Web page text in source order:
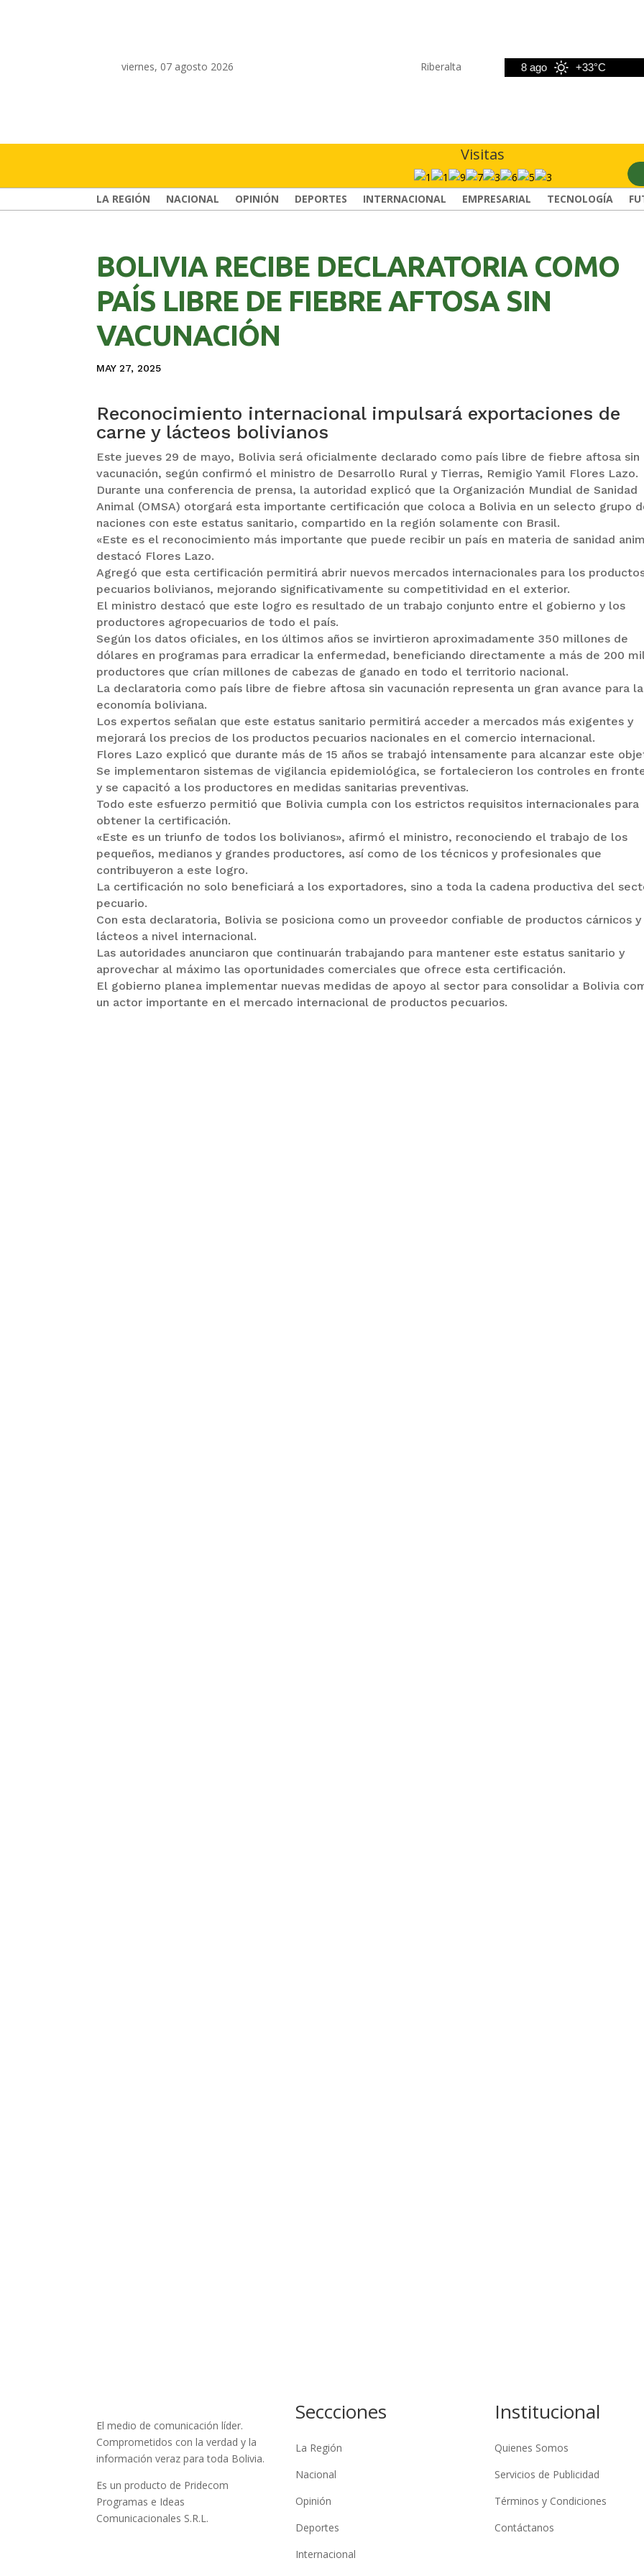
viernes, 07 agosto 2026 Riberalta
+33°C 8 ago +33°C 9
Visitas
LA REGIÓN NACIONAL OPINIÓN DEPORTES INTERNACIONAL EMPRESARIAL TECNOLOGÍA
BOLIVIA RECIBE DECLARATORIA COMO
PAÍS LIBRE DE FIEBRE AFTOSA SIN
VACUNACIÓN
MAY 27, 2025
Reconocimiento internacional impulsará exportaciones de
carne y lácteos bolivianos
Este jueves 29 de mayo, Bolivia será oficialmente declarado como país libre de fiebre aftosa sin
vacunación, según confirmó el ministro de Desarrollo Rural y Tierras, Remigio Yamil Flores Lazo.
Durante una conferencia de prensa, la autoridad explicó que la Organización Mundial de Sanidad
Animal (OMSA) otorgará esta importante certificación que coloca a Bolivia en un selecto grupo
naciones con este estatus sanitario, compartido en la región solamente con Brasil.
«Este es el reconocimiento más importante que puede recibir un país en materia de sanidad
destacó Flores Lazo.
Agregó que esta certificación permitirá abrir nuevos mercados internacionales para los
pecuarios bolivianos, mejorando significativamente su competitividad en el exterior.
El ministro destacó que este logro es resultado de un trabajo conjunto entre el gobierno y los
productores agropecuarios de todo el país.
Según los datos oficiales, en los últimos años se invirtieron aproximadamente 350 millones de
dólares en programas para erradicar la enfermedad, beneficiando directamente a más de 200
productores que crían millones de cabezas de ganado en todo el territorio nacional.
La declaratoria como país libre de fiebre aftosa sin vacunación representa un gran avance para la
economía boliviana.
Los expertos señalan que este estatus sanitario permitirá acceder a mercados más exigentes y
mejorará los precios de los productos pecuarios nacionales en el comercio internacional.
Flores Lazo explicó que durante más de 15 años se trabajó intensamente para alcanzar este
Se implementaron sistemas de vigilancia epidemiológica, se fortalecieron los controles en
y se capacitó a los productores en medidas sanitarias preventivas.
Todo este esfuerzo permitió que Bolivia cumpla con los estrictos requisitos internacionales para
obtener la certificación.
«Este es un triunfo de todos los bolivianos», afirmó el ministro, reconociendo el trabajo de los
pequeños, medianos y grandes productores, así como de los técnicos y profesionales que
contribuyeron a este logro.
La certificación no solo beneficiará a los exportadores, sino a toda la cadena productiva del
pecuario.
Con esta declaratoria, Bolivia se posiciona como un proveedor confiable de productos cárnicos y
lácteos a nivel internacional.
Las autoridades anunciaron que continuarán trabajando para mantener este estatus sanitario y
aprovechar al máximo las oportunidades comerciales que ofrece esta certificación.
El gobierno planea implementar nuevas medidas de apoyo al sector para consolidar a Bolivia
un actor importante en el mercado internacional de productos pecuarios.
El medio de comunicación líder.
Comprometidos con la verdad y la
información veraz para toda Bolivia.
Es un producto de Pridecom
Programas e Ideas
Comunicacionales S.R.L.
Seccciones
La Región
Nacional
Opinión
Deportes
Internacional
Institucional
Quienes Somos
Servicios de Publicidad
Términos y Condiciones
Contáctanos